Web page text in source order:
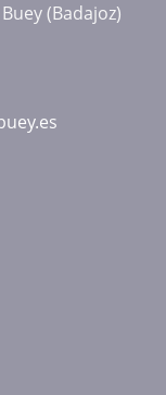
(Badajoz)